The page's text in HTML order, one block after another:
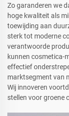
Zo garanderen we
hoge kwaliteit als
toewijding aan
sterk tot moderne
verantwoorde
kunnen cosmetica-
effectief
marktsegment van
Wij innoveren
stellen voor groene